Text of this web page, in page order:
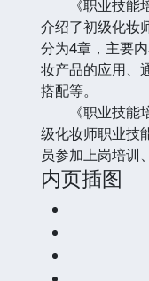
《职业技能培
介绍了初级化妆
分为4章，主要
妆产品的应用、
搭配等。
《职业技能培
级化妆师职业技
员参加上岗培训
内页插图